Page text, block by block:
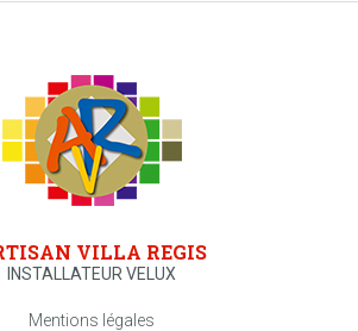
VILLA REGIS
INSTALLATEUR VELUX
Mentions légales